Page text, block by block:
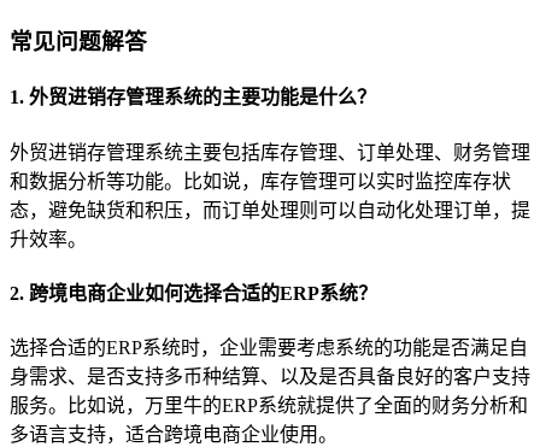
常见问题解答
1. 外贸进销存管理系统的主要功能是什么？
外贸进销存管理系统主要包括库存管理、订单处理、财务管理
和数据分析等功能。比如说，库存管理可以实时监控库存状
态，避免缺货和积压，而订单处理则可以自动化处理订单，提
升效率。
2. 跨境电商企业如何选择合适的ERP系统？
选择合适的ERP系统时，企业需要考虑系统的功能是否满足自
身需求、是否支持多币种结算、以及是否具备良好的客户支持
服务。比如说，万里牛的ERP系统就提供了全面的财务分析和
多语言支持，适合跨境电商企业使用。